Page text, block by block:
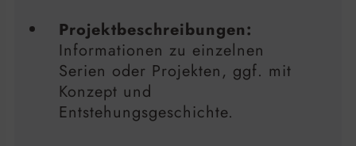
Projektbeschreibungen:
Informationen zu einzelnen
Serien oder Projekten, ggf. mit
Konzept und
Entstehungsgeschichte.